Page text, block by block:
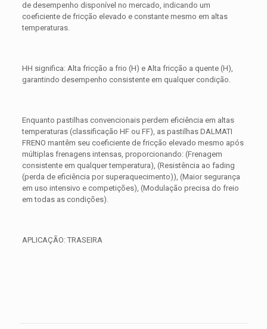
de desempenho disponível no mercado, indicando um
coeficiente de fricção elevado e constante mesmo em altas
temperaturas.
HH significa: Alta fricção a frio (H) e Alta fricção a quente (H),
garantindo desempenho consistente em qualquer condição.
Enquanto pastilhas convencionais perdem eficiência em altas
temperaturas (classificação HF ou FF), as pastilhas DALMATI
FRENO mantêm seu coeficiente de fricção elevado mesmo após
múltiplas frenagens intensas, proporcionando: (Frenagem
consistente em qualquer temperatura), (Resistência ao fading
(perda de eficiência por superaquecimento)), (Maior segurança
em uso intensivo e competições), (Modulação precisa do freio
em todas as condições).
APLICAÇÃO: TRASEIRA